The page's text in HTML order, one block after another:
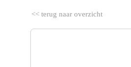
<< terug naar overzicht